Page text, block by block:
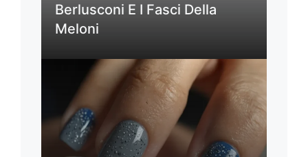
Berlusconi E I Fasci Della
Meloni